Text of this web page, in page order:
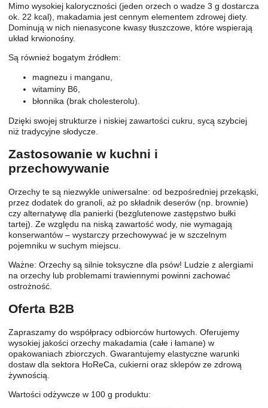
Mimo wysokiej kaloryczności (jeden orzech o wadze 3 g dostarcza
ok. 22 kcal), makadamia jest cennym elementem zdrowej diety.
Dominują w nich nienasycone kwasy tłuszczowe, które wspierają
układ krwionośny.
Są również bogatym źródłem:
magnezu i manganu,
witaminy B6,
błonnika (brak cholesterolu).
Dzięki swojej strukturze i niskiej zawartości cukru, sycą szybciej
niż tradycyjne słodycze.
Zastosowanie w kuchni i
przechowywanie
Orzechy te są niezwykle uniwersalne: od bezpośredniej przekąski,
przez dodatek do granoli, aż po składnik deserów (np. brownie)
czy alternatywę dla panierki (bezglutenowe zastępstwo bułki
tartej). Ze względu na niską zawartość wody, nie wymagają
konserwantów – wystarczy przechowywać je w szczelnym
pojemniku w suchym miejscu.
Ważne: Orzechy są silnie toksyczne dla psów! Ludzie z alergiami
na orzechy lub problemami trawiennymi powinni zachować
ostrożność.
Oferta B2B
Zapraszamy do współpracy odbiorców hurtowych. Oferujemy
wysokiej jakości orzechy makadamia (całe i łamane) w
opakowaniach zbiorczych. Gwarantujemy elastyczne warunki
dostaw dla sektora HoReCa, cukierni oraz sklepów ze zdrową
żywnością.
Wartości odżywcze w 100 g produktu: